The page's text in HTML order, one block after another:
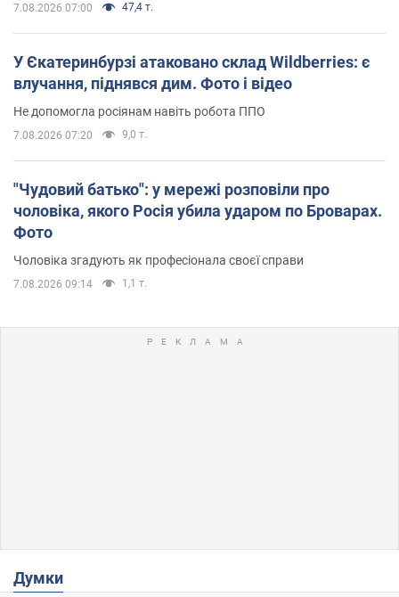
7.08.2026 07:00 47,4 т.
У Єкатеринбурзі атаковано склад Wildberries: є
влучання, піднявся дим. Фото і відео
Не допомогла росіянам навіть робота ППО
7.08.2026 07:20 9,0 т.
"Чудовий батько": у мережі розповіли про
чоловіка, якого Росія убила ударом по Броварах.
Фото
Чоловіка згадують як професіонала своєї справи
7.08.2026 09:14 1,1 т.
Думки